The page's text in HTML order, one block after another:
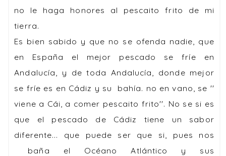
no le haga honores al pescaito frito de mi
tierra.
Es bien sabido y que no se ofenda nadie, que
en España el mejor pescado se fríe en
Andalucía, y de toda Andalucía, donde mejor
se fríe es en Cádiz y su bahía. no en vano, se ''
viene a Cái, a comer pescaito frito''. No se si es
que el pescado de Cádiz tiene un sabor
diferente... que puede ser que si, pues nos
baña el Océano Atlántico y sus